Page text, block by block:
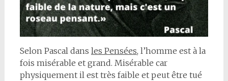
Selon Pascal dans les Pensées, l’homme est à la
fois misérable et grand. Misérable car
physiquement il est très faible et peut être tué